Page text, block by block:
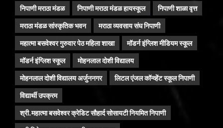
निपाणी मराठा मंडळ निपाणी मराठा मंडळ हायस्कूल निपाणी शाळा वृत्त
मराठा मंडळ सांस्कृतिक भवन मराठा व्यवसाय संघ निपाणी
महात्मा बसवेश्वर गुरुवार पेठ महिला शाखा मॉडर्न इंग्लिश मीडियम स्कूल
मॉडर्न इंग्लिश स्कूल मोहनलाल दोशी विद्यालय
मोहनलाल दोशी विद्यालय अर्जुननगर लिटल एंजल कॉन्व्हेंट स्कूल निपाणी
विद्यार्थी उपक्रम
श्री.महात्मा बसवेश्वर क्रेडिट सौहार्द सोसायटी नियमित निपाणी